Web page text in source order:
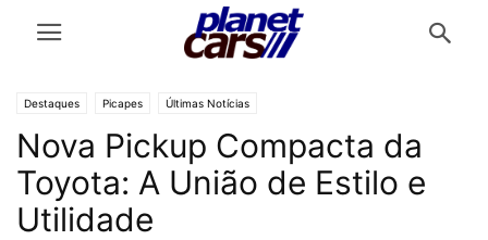
Destaques Picapes Últimas Notícias
Nova Pickup Compacta da
Toyota: A União de Estilo e
Utilidade